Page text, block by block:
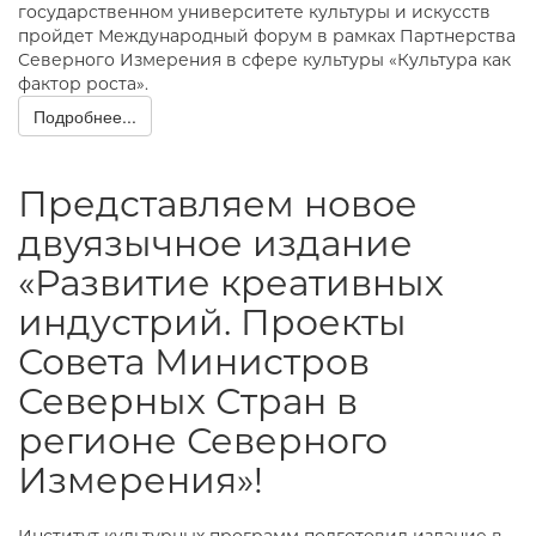
государственном университете культуры и искусств
пройдет Международный форум в рамках Партнерства
Северного Измерения в сфере культуры «Культура как
фактор роста».
Подробнее...
Представляем новое
двуязычное издание
«Развитие креативных
индустрий. Проекты
Совета Министров
Северных Стран в
регионе Северного
Измерения»!